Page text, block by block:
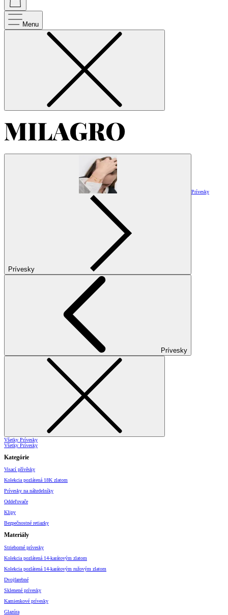
Menu
Prívesky
Prívesky
Prívesky
Všetky Prívesky
Všetky Prívesky
Kategórie
Visací přívěsky
Kolekcia pozlátená 18K zlatom
Prívesky na náhrdelníky
Oddeľovače
Klipy
Bezpečnostné retiazky
Materiály
Strieborné prívesky
Kolekcia pozlátená 14-karátovým zlatom
Kolekcia pozlátená 14-karátovým ružovým zlatom
Dvojfarebné
Sklenené prívesky
Kamienkové prívesky
Glazúra